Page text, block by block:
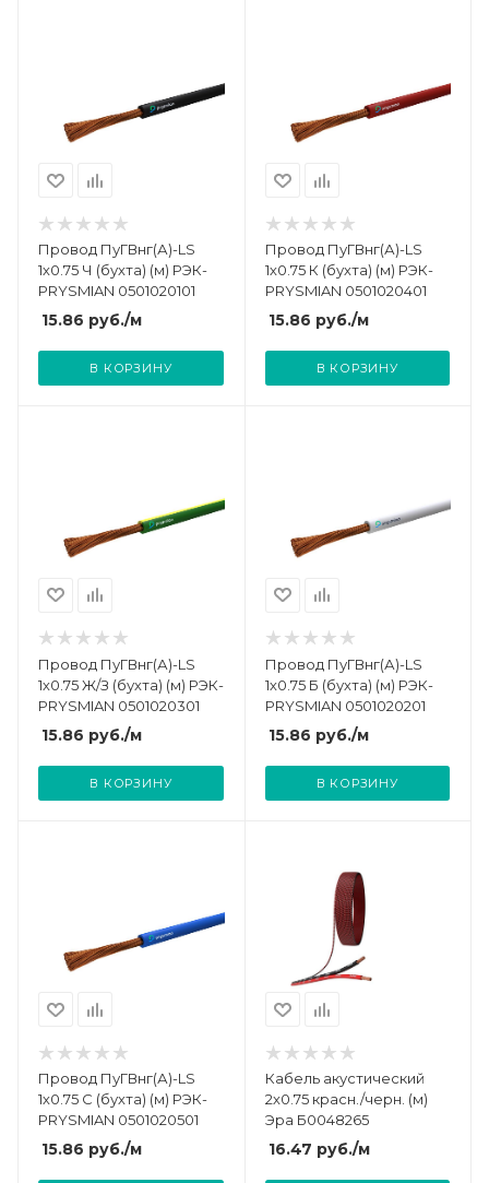
Провод ПуГВнг(А)-LS
1х0.75 Ч (бухта) (м) РЭК-
PRYSMIAN 0501020101
15.86 руб./м
В КОРЗИНУ
Провод ПуГВнг(А)-LS
1х0.75 К (бухта) (м) РЭК-
PRYSMIAN 0501020401
15.86 руб./м
В КОРЗИНУ
Провод ПуГВнг(А)-LS
1х0.75 Ж/З (бухта) (м) РЭК-
PRYSMIAN 0501020301
15.86 руб./м
В КОРЗИНУ
Провод ПуГВнг(А)-LS
1х0.75 Б (бухта) (м) РЭК-
PRYSMIAN 0501020201
15.86 руб./м
В КОРЗИНУ
Провод ПуГВнг(А)-LS
1х0.75 С (бухта) (м) РЭК-
PRYSMIAN 0501020501
15.86 руб./м
Кабель акустический
2х0.75 красн./черн. (м)
Эра Б0048265
16.47 руб./м